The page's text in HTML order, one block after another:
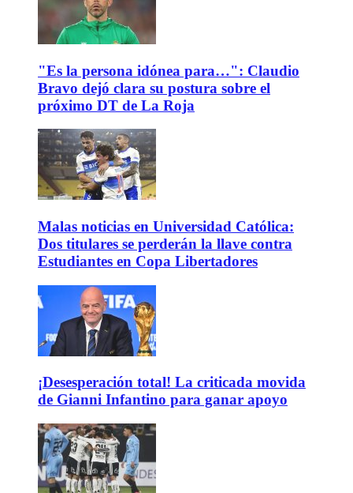
"Es la persona idónea para…": Claudio
Bravo dejó clara su postura sobre el
próximo DT de La Roja
Malas noticias en Universidad Católica:
Dos titulares se perderán la llave contra
Estudiantes en Copa Libertadores
¡Desesperación total! La criticada movida
de Gianni Infantino para ganar apoyo